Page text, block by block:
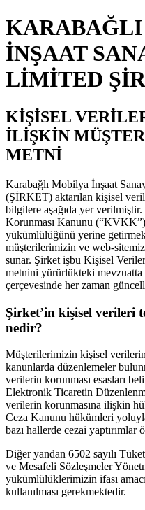
İNŞAAT
LİMİTED
KİŞİSEL
İLİŞKİN
METNİ
Karabağlı Mobilya İnşaat
(ŞİRKET) aktarılan kişisel
bilgilere aşağıda yer
Korunması Kanunu (“KVKK”)
yükümlülüğünü yerine getirmek
müşterilerimizin ve web-
sunar. Şirket işbu Kişisel
metnini yürürlükteki
çerçevesinde her zaman
Şirket’in kişisel verileri
nedir?
Müşterilerimizin kişisel
kanunlarda düzenlemeler
verilerin korunması esasları
Elektronik Ticaretin
verilerin korunmasına ilişkin
Ceza Kanunu hükümleri
bazı hallerde cezai yaptırımlar
Diğer yandan 6502 sayılı
ve Mesafeli Sözleşmeler
yükümlülüklerimizin ifası
kullanılması gerekmektedir.